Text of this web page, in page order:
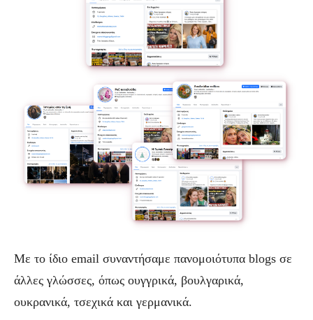
Με το ίδιο email συναντήσαμε πανομοιότυπα blogs σε
άλλες γλώσσες, όπως ουγγρικά, βουλγαρικά,
ουκρανικά, τσεχικά και γερμανικά.